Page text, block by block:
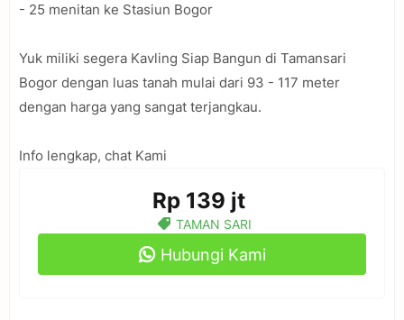
- 25 menitan ke Stasiun Bogor
Yuk miliki segera Kavling Siap Bangun di Tamansari
Bogor dengan luas tanah mulai dari 93 - 117 meter
dengan harga yang sangat terjangkau.
Info lengkap, chat Kami
Rp 139 jt
TAMAN SARI
Hubungi Kami